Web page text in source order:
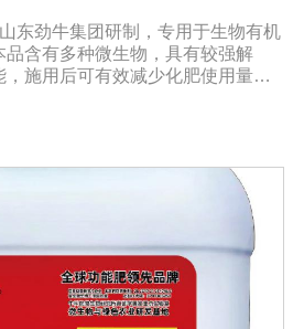
东劲牛集团研制，专用于生物有机
品含有多种微生物，具有较强解
施用后可有效减少化肥使用量；
刺激根系生长，促进营养和水分吸
抗生素、系统防卫酶等多种物
性病害、诱导系统抗性，具有显
果。【产品功能】1.抑制植物病原
对枯萎病、黄萎病、根腐病等土传
进生长的代谢产物，促进根系生
酸盐、硅酸盐和含钾矿物的代谢
钾、硅等营养元素的利用；【适用
有机肥原料包括：畜禽粪便、城市
粕、作物秸杆、产品加工废弃料